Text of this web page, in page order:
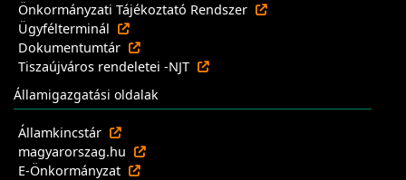
Önkormányzati Tájékoztató Rendszer
Ügyfélterminál
Dokumentumtár
Tiszaújváros rendeletei -NJT
Államigazgatási oldalak
Államkincstár
magyarorszag.hu
E-Önkormányzat